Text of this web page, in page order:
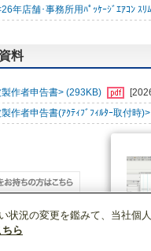
年店舗･事務所用ﾊﾟｯｹｰｼﾞｴｱｺﾝ ｽﾘ
料
作者申告書> (293KB)
作者申告書(ｱｸﾃｨﾌﾞﾌｨﾙﾀｰ取付時
情報 [業務用]空調・換気 店
状況の変更を鑑みて、当社個
ら